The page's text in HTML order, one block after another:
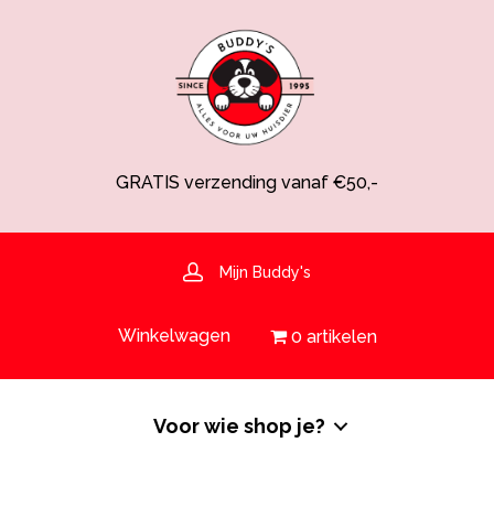
Spaarsysteem voor korting!
Hulp nodig? 030-6919793 of shop@buddys.nl
GRATIS bezorging in de regio
GRATIS verzending vanaf €50,-
Mijn Buddy's
Winkelwagen 0 artikelen
Voor wie shop je?